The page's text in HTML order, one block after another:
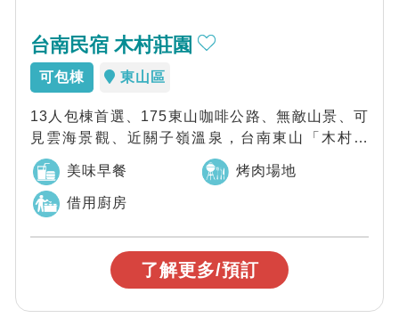
台南民宿 木村莊園
可包棟 東山區
13人包棟首選、175東山咖啡公路、無敵山景、可
見雲海景觀、近關子嶺溫泉，台南東山「木村莊
園」 平價與高品質的享受，設備齊全地點優...
美味早餐 烤肉場地
借用廚房
了解更多/預訂